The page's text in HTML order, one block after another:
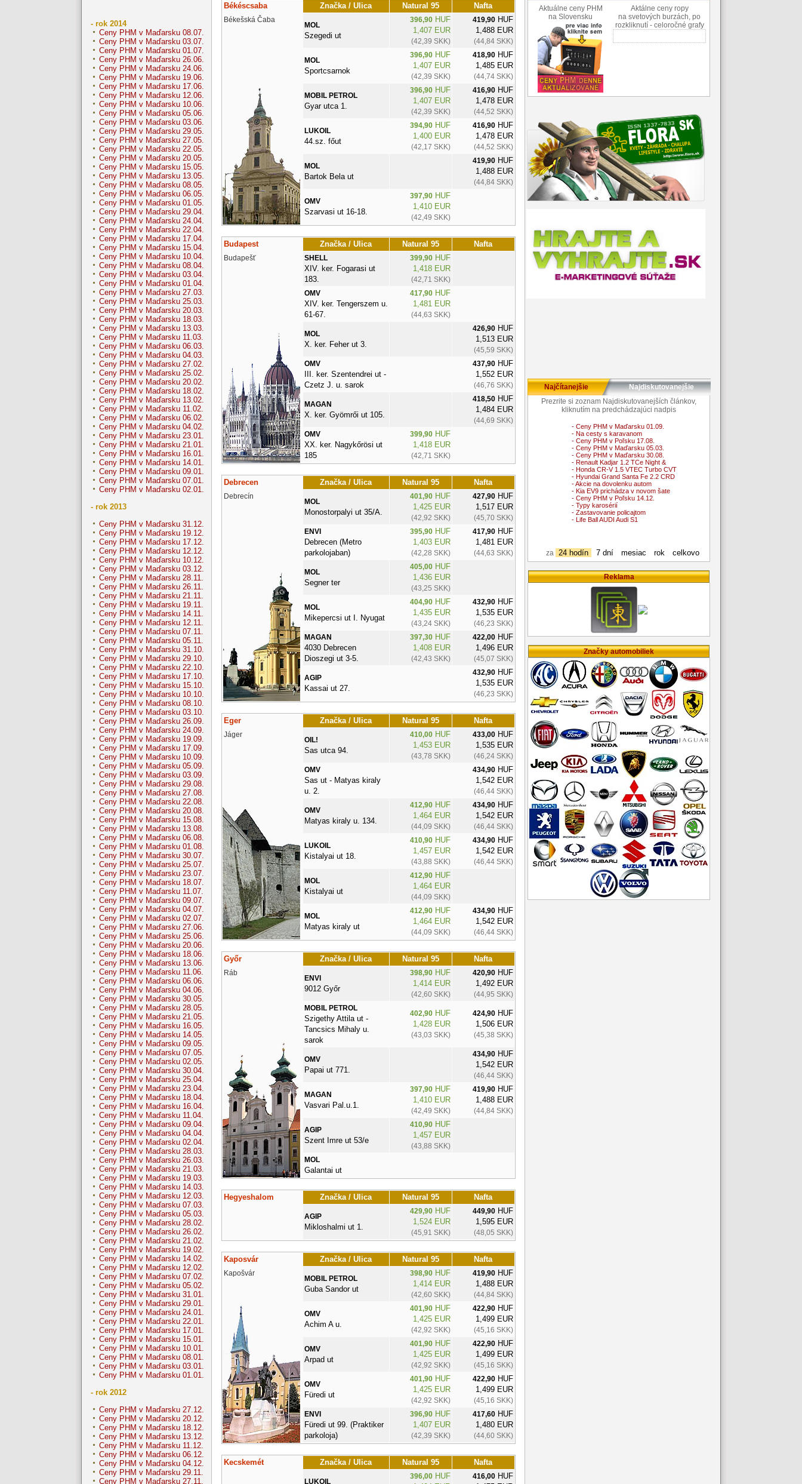
- rok 2014
Ceny PHM v Maďarsku 08.07.
Ceny PHM v Maďarsku 03.07.
Ceny PHM v Maďarsku 01.07.
Ceny PHM v Maďarsku 26.06.
Ceny PHM v Maďarsku 24.06.
Ceny PHM v Maďarsku 19.06.
Ceny PHM v Maďarsku 17.06.
Ceny PHM v Maďarsku 12.06.
Ceny PHM v Maďarsku 10.06.
Ceny PHM v Maďarsku 05.06.
Ceny PHM v Maďarsku 03.06.
Ceny PHM v Maďarsku 29.05.
Ceny PHM v Maďarsku 27.05.
Ceny PHM v Maďarsku 22.05.
Ceny PHM v Maďarsku 20.05.
Ceny PHM v Maďarsku 15.05.
Ceny PHM v Maďarsku 13.05.
Ceny PHM v Maďarsku 08.05.
Ceny PHM v Maďarsku 06.05.
Ceny PHM v Maďarsku 01.05.
Ceny PHM v Maďarsku 29.04.
Ceny PHM v Maďarsku 24.04.
Ceny PHM v Maďarsku 22.04.
Ceny PHM v Maďarsku 17.04.
Ceny PHM v Maďarsku 15.04.
Ceny PHM v Maďarsku 10.04.
Ceny PHM v Maďarsku 08.04.
Ceny PHM v Maďarsku 03.04.
Ceny PHM v Maďarsku 01.04.
Ceny PHM v Maďarsku 27.03.
Ceny PHM v Maďarsku 25.03.
Ceny PHM v Maďarsku 20.03.
Ceny PHM v Maďarsku 18.03.
Ceny PHM v Maďarsku 13.03.
Ceny PHM v Maďarsku 11.03.
Ceny PHM v Maďarsku 06.03.
Ceny PHM v Maďarsku 04.03.
Ceny PHM v Maďarsku 27.02.
Ceny PHM v Maďarsku 25.02.
Ceny PHM v Maďarsku 20.02.
Ceny PHM v Maďarsku 18.02.
Ceny PHM v Maďarsku 13.02.
Ceny PHM v Maďarsku 11.02.
Ceny PHM v Maďarsku 06.02.
Ceny PHM v Maďarsku 04.02.
Ceny PHM v Maďarsku 23.01.
Ceny PHM v Maďarsku 21.01.
Ceny PHM v Maďarsku 16.01.
Ceny PHM v Maďarsku 14.01.
Ceny PHM v Maďarsku 09.01.
Ceny PHM v Maďarsku 07.01.
Ceny PHM v Maďarsku 02.01.
- rok 2013
Ceny PHM v Maďarsku 31.12.
Ceny PHM v Maďarsku 19.12.
Ceny PHM v Maďarsku 17.12.
Ceny PHM v Maďarsku 12.12.
Ceny PHM v Maďarsku 10.12.
Ceny PHM v Maďarsku 03.12.
Ceny PHM v Maďarsku 28.11.
Ceny PHM v Maďarsku 26.11.
Ceny PHM v Maďarsku 21.11.
Ceny PHM v Maďarsku 19.11.
Ceny PHM v Maďarsku 14.11.
Ceny PHM v Maďarsku 12.11.
Ceny PHM v Maďarsku 07.11.
Ceny PHM v Maďarsku 05.11.
Ceny PHM v Maďarsku 31.10.
Ceny PHM v Maďarsku 29.10.
Ceny PHM v Maďarsku 22.10.
Ceny PHM v Maďarsku 17.10.
Ceny PHM v Maďarsku 15.10.
Ceny PHM v Maďarsku 10.10.
Ceny PHM v Maďarsku 08.10.
Ceny PHM v Maďarsku 03.10.
Ceny PHM v Maďarsku 26.09.
Ceny PHM v Maďarsku 24.09.
Ceny PHM v Maďarsku 19.09.
Ceny PHM v Maďarsku 17.09.
Ceny PHM v Maďarsku 10.09.
Ceny PHM v Maďarsku 05.09.
Ceny PHM v Maďarsku 03.09.
Ceny PHM v Maďarsku 29.08.
Ceny PHM v Maďarsku 27.08.
Ceny PHM v Maďarsku 22.08.
Ceny PHM v Maďarsku 20.08.
Ceny PHM v Maďarsku 15.08.
Ceny PHM v Maďarsku 13.08.
Ceny PHM v Maďarsku 06.08.
Ceny PHM v Maďarsku 01.08.
Ceny PHM v Maďarsku 30.07.
Ceny PHM v Maďarsku 25.07.
Ceny PHM v Maďarsku 23.07.
Ceny PHM v Maďarsku 18.07.
Ceny PHM v Maďarsku 11.07.
Ceny PHM v Maďarsku 09.07.
Ceny PHM v Maďarsku 04.07.
Ceny PHM v Maďarsku 02.07.
Ceny PHM v Maďarsku 27.06.
Ceny PHM v Maďarsku 25.06.
Ceny PHM v Maďarsku 20.06.
Ceny PHM v Maďarsku 18.06.
Ceny PHM v Maďarsku 13.06.
Ceny PHM v Maďarsku 11.06.
Ceny PHM v Maďarsku 06.06.
Ceny PHM v Maďarsku 04.06.
Ceny PHM v Maďarsku 30.05.
Ceny PHM v Maďarsku 28.05.
Ceny PHM v Maďarsku 21.05.
Ceny PHM v Maďarsku 16.05.
Ceny PHM v Maďarsku 14.05.
Ceny PHM v Maďarsku 09.05.
Ceny PHM v Maďarsku 07.05.
Ceny PHM v Maďarsku 02.05.
Ceny PHM v Maďarsku 30.04.
Ceny PHM v Maďarsku 25.04.
Ceny PHM v Maďarsku 23.04.
Ceny PHM v Maďarsku 18.04.
Ceny PHM v Maďarsku 16.04.
Ceny PHM v Maďarsku 11.04.
Ceny PHM v Maďarsku 09.04.
Ceny PHM v Maďarsku 04.04.
Ceny PHM v Maďarsku 02.04.
Ceny PHM v Maďarsku 28.03.
Ceny PHM v Maďarsku 26.03.
Ceny PHM v Maďarsku 21.03.
Ceny PHM v Maďarsku 19.03.
Ceny PHM v Maďarsku 14.03.
Ceny PHM v Maďarsku 12.03.
Ceny PHM v Maďarsku 07.03.
Ceny PHM v Maďarsku 05.03.
Ceny PHM v Maďarsku 28.02.
Ceny PHM v Maďarsku 26.02.
Ceny PHM v Maďarsku 21.02.
Ceny PHM v Maďarsku 19.02.
Ceny PHM v Maďarsku 14.02.
Ceny PHM v Maďarsku 12.02.
Ceny PHM v Maďarsku 07.02.
Ceny PHM v Maďarsku 05.02.
Ceny PHM v Maďarsku 31.01.
Ceny PHM v Maďarsku 29.01.
Ceny PHM v Maďarsku 24.01.
Ceny PHM v Maďarsku 22.01.
Ceny PHM v Maďarsku 17.01.
Ceny PHM v Maďarsku 15.01.
Ceny PHM v Maďarsku 10.01.
Ceny PHM v Maďarsku 08.01.
Ceny PHM v Maďarsku 03.01.
Ceny PHM v Maďarsku 01.01.
- rok 2012
Ceny PHM v Maďarsku 27.12.
Ceny PHM v Maďarsku 20.12.
Ceny PHM v Maďarsku 18.12.
Ceny PHM v Maďarsku 13.12.
Ceny PHM v Maďarsku 11.12.
Ceny PHM v Maďarsku 06.12.
Ceny PHM v Maďarsku 04.12.
Ceny PHM v Maďarsku 29.11.
Ceny PHM v Maďarsku 27.11.
Békéscsaba Značka / Ulica Natural 95 Nafta
Békešská Čaba
MOL
Szegedi ut
396,90HUF
1,407 EUR
(42,39 SKK)
419,90HUF
1,488 EUR
(44,84 SKK)
MOL
Sportcsarnok
396,90HUF
1,407 EUR
(42,39 SKK)
418,90HUF
1,485 EUR
(44,74 SKK)
MOBIL PETROL
Gyar utca 1.
396,90HUF
1,407 EUR
(42,39 SKK)
416,90HUF
1,478 EUR
(44,52 SKK)
LUKOIL
44.sz. főut
394,90HUF
1,400 EUR
(42,17 SKK)
416,90HUF
1,478 EUR
(44,52 SKK)
MOL
Bartok Bela ut
419,90HUF
1,488 EUR
(44,84 SKK)
OMV
Szarvasi ut 16-18.
397,90HUF
1,410 EUR
(42,49 SKK)
Budapest Značka / Ulica Natural 95 Nafta
Budapešť SHELL
XIV. ker. Fogarasi ut
183.
399,90HUF
1,418 EUR
(42,71 SKK)
OMV
XIV. ker. Tengerszem u.
61-67.
417,90HUF
1,481 EUR
(44,63 SKK)
MOL
X. ker. Feher ut 3.
426,90HUF
1,513 EUR
(45,59 SKK)
OMV
III. ker. Szentendrei ut -
Czetz J. u. sarok
437,90HUF
1,552 EUR
(46,76 SKK)
MAGAN
X. ker. Gyömrői ut 105.
418,50HUF
1,484 EUR
(44,69 SKK)
OMV
XX. ker. Nagykőrösi ut
185
399,90HUF
1,418 EUR
(42,71 SKK)
Debrecen Značka / Ulica Natural 95 Nafta
Debrecín
MOL
Monostorpalyi ut 35/A.
401,90HUF
1,425 EUR
(42,92 SKK)
427,90HUF
1,517 EUR
(45,70 SKK)
ENVI
Debrecen (Metro
parkolojaban)
395,90HUF
1,403 EUR
(42,28 SKK)
417,90HUF
1,481 EUR
(44,63 SKK)
MOL
Segner ter
405,00HUF
1,436 EUR
(43,25 SKK)
MOL
Mikepercsi ut I. Nyugat
404,90HUF
1,435 EUR
(43,24 SKK)
432,90HUF
1,535 EUR
(46,23 SKK)
MAGAN
4030 Debrecen
Dioszegi ut 3-5.
397,30HUF
1,408 EUR
(42,43 SKK)
422,00HUF
1,496 EUR
(45,07 SKK)
AGIP
Kassai ut 27.
432,90HUF
1,535 EUR
(46,23 SKK)
Eger Značka / Ulica Natural 95 Nafta
Jáger
OIL!
Sas utca 94.
410,00HUF
1,453 EUR
(43,78 SKK)
433,00HUF
1,535 EUR
(46,24 SKK)
OMV
Sas ut - Matyas kiraly
u. 2.
434,90HUF
1,542 EUR
(46,44 SKK)
OMV
Matyas kiraly u. 134.
412,90HUF
1,464 EUR
(44,09 SKK)
434,90HUF
1,542 EUR
(46,44 SKK)
LUKOIL
Kistalyai ut 18.
410,90HUF
1,457 EUR
(43,88 SKK)
434,90HUF
1,542 EUR
(46,44 SKK)
MOL
Kistalyai ut
412,90HUF
1,464 EUR
(44,09 SKK)
MOL
Matyas kiraly ut
412,90HUF
1,464 EUR
(44,09 SKK)
434,90HUF
1,542 EUR
(46,44 SKK)
Győr Značka / Ulica Natural 95 Nafta
Ráb
ENVI
9012 Győr
398,90HUF
1,414 EUR
(42,60 SKK)
420,90HUF
1,492 EUR
(44,95 SKK)
MOBIL PETROL
Szigethy Attila ut -
Tancsics Mihaly u.
sarok
402,90HUF
1,428 EUR
(43,03 SKK)
424,90HUF
1,506 EUR
(45,38 SKK)
OMV
Papai ut 771.
434,90HUF
1,542 EUR
(46,44 SKK)
MAGAN
Vasvari Pal.u.1.
397,90HUF
1,410 EUR
(42,49 SKK)
419,90HUF
1,488 EUR
(44,84 SKK)
AGIP
Szent Imre ut 53/e
410,90HUF
1,457 EUR
(43,88 SKK)
MOL
Galantai ut
Hegyeshalom Značka / Ulica Natural 95 Nafta
AGIP
Mikloshalmi ut 1.
429,90HUF
1,524 EUR
(45,91 SKK)
449,90HUF
1,595 EUR
(48,05 SKK)
Kaposvár Značka / Ulica Natural 95 Nafta
Kapošvár
MOBIL PETROL
Guba Sandor ut
398,90HUF
1,414 EUR
(42,60 SKK)
419,90HUF
1,488 EUR
(44,84 SKK)
OMV
Achim A u.
401,90HUF
1,425 EUR
(42,92 SKK)
422,90HUF
1,499 EUR
(45,16 SKK)
OMV
Arpad ut
401,90HUF
1,425 EUR
(42,92 SKK)
422,90HUF
1,499 EUR
(45,16 SKK)
OMV
Füredi ut
401,90HUF
1,425 EUR
(42,92 SKK)
422,90HUF
1,499 EUR
(45,16 SKK)
ENVI
Füredi ut 99. (Praktiker
parkoloja)
396,90HUF
1,407 EUR
(42,39 SKK)
417,60HUF
1,480 EUR
(44,60 SKK)
Kecskemét Značka / Ulica Natural 95 Nafta
LUKOIL
396,00HUF
416,00HUF
Aktuálne ceny PHM
na Slovensku
Aktálne ceny ropy
na svetových burzách, po
rozkliknutí - celoročné grafy
Najčítanejšie
Najdiskutovanejšie
Prezrite si zoznam Najdiskutovanejších článkov,
kliknutím na predchádzajúci nadpis
- Ceny PHM v Maďarsku 01.09.
- Na cesty s karavanom
- Ceny PHM v Poľsku 17.08.
- Ceny PHM v Maďarsku 05.03.
- Ceny PHM v Maďarsku 30.08.
- Renault Kadjar 1.2 TCe Night &
- Honda CR-V 1.5 VTEC Turbo CVT
- Hyundai Grand Santa Fe 2.2 CRD
- Akcie na dovolenku autom
- Kia EV9 prichádza v novom šate
- Ceny PHM v Poľsku 14.12.
- Typy karosérií
- Zastavovanie policajtom
- Life Ball AUDI Audi S1
za 24 hodín 7 dní mesiac rok celkovo
Reklama
Značky automobiliek